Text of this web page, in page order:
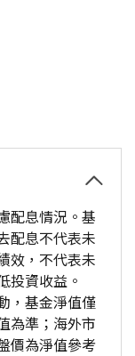
配息情況。基
配息不代表未
效，不代表未
投資收益。
，基金淨值僅
為準；海外市
價為淨值參考